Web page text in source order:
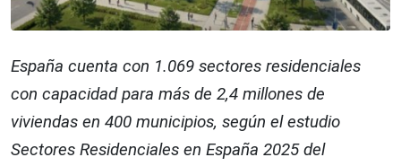
España cuenta con 1.069 sectores residenciales
con capacidad para más de 2,4 millones de
viviendas en 400 municipios, según el estudio
Sectores Residenciales en España 2025 del